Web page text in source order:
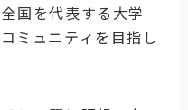
国を代表する大学
ミュニティを目指し